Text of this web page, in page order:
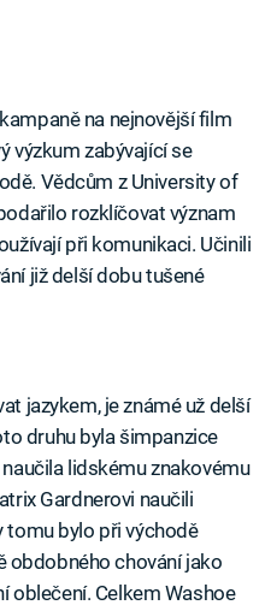
na nejnovější film
výzkum zabývající se
Vědcům z University of
rozklíčovat význam
při komunikaci. Učinili
již delší dobu tušené
jazykem, je známé už delší
druhu byla šimpanzice
lidskému znakovému
Gardnerovi naučili
tomu bylo při východě
obdobného chování jako
oblečení. Celkem Washoe